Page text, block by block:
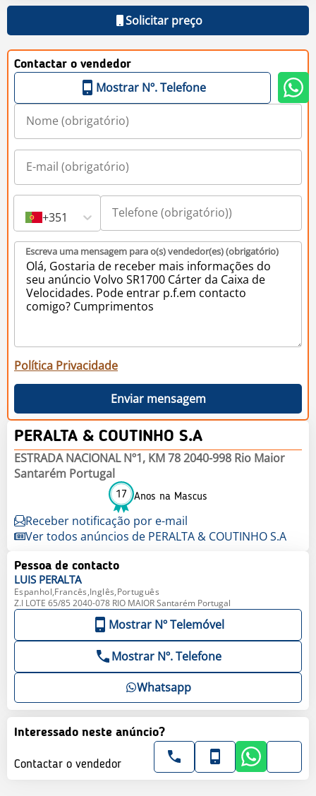
Solicitar preço
Contactar o vendedor
Mostrar Nº. Telefone
+351
Escreva uma mensagem para o(s) vendedor(es) (obrigatório)
Política Privacidade
Enviar mensagem
PERALTA & COUTINHO S.A
ESTRADA NACIONAL Nº1, KM 78 2040-998 Rio Maior
Santarém Portugal
17 Anos na Mascus
Receber notificação por e-mail
Ver todos anúncios de PERALTA & COUTINHO S.A
Pessoa de contacto
LUIS PERALTA
Espanhol,Francês,Inglês,Português
Z.I LOTE 65/85 2040-078 RIO MAIOR Santarém Portugal
Mostrar Nº Telemóvel
Mostrar Nº. Telefone
Whatsapp
Interessado neste anúncio?
Contactar o vendedor